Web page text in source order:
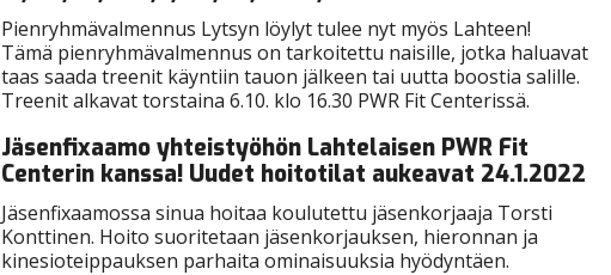
Pienryhmävalmennus Lytsyn löylyt tulee nyt myös Lahteen!
Tämä pienryhmävalmennus on tarkoitettu naisille, jotka haluavat
taas saada treenit käyntiin tauon jälkeen tai uutta boostia salille.
Treenit alkavat torstaina 6.10. klo 16.30 PWR Fit Centerissä.
Jäsenfixaamo yhteistyöhön Lahtelaisen PWR Fit
Centerin kanssa! Uudet hoitotilat aukeavat 24.1.2022
Jäsenfixaamossa sinua hoitaa koulutettu jäsenkorjaaja Torsti
Konttinen. Hoito suoritetaan jäsenkorjauksen, hieronnan ja
kinesioteippauksen parhaita ominaisuuksia hyödyntäen.